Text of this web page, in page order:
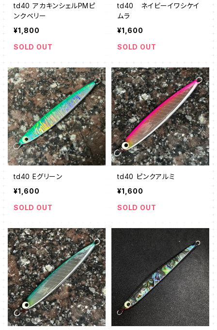
td40 アカキンシェルPMピ
ンクベリー
¥1,800
SOLD OUT
td40 ネイビーイワシケイ
ムラ
¥1,600
SOLD OUT
td40 Eグリーン
¥1,600
SOLD OUT
td40 ピンクアルミ
¥1,600
SOLD OUT